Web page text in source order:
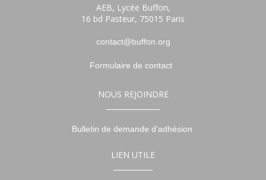
AEB, Lycée Buffon,
16 bd Pasteur, 75015 Paris
contact@buffon.org
Formulaire de contact
NOUS REJOINDRE
Bulletin de demande d'adhésion
LIEN UTILE